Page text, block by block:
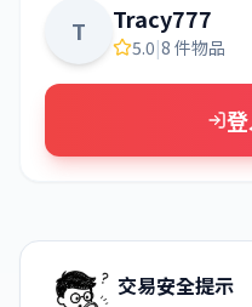
T Tracy777
5.0|8 件物品
交易安全提示